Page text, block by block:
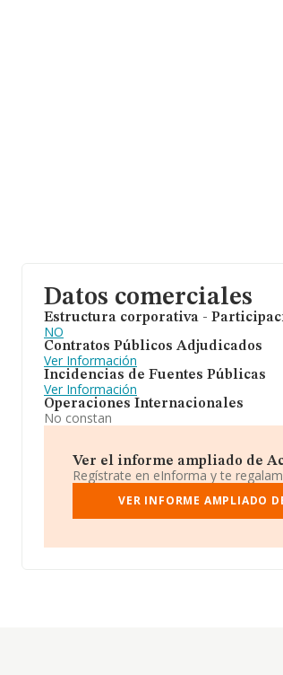
Datos comerciales
Estructura corporativa -
NO
Contratos Públicos Adjudicados
Ver Información
Incidencias de Fuentes Públicas
Ver Información
Operaciones Internacionales
No constan
Ver el informe ampliado de
Regístrate en eInforma y te
VER INFORME AMPLIADO